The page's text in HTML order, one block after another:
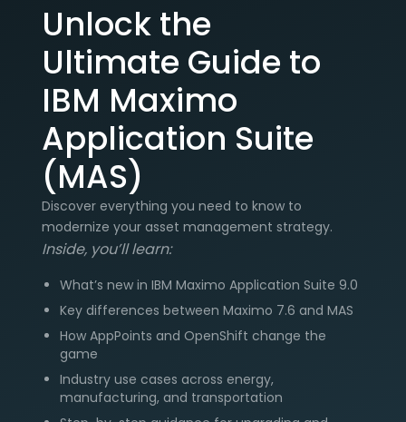
Unlock the
Ultimate Guide to
IBM Maximo
Application Suite
(MAS)
Discover everything you need to know to
modernize your asset management strategy.
Inside, you’ll learn:
What’s new in IBM Maximo Application Suite 9.0
Key differences between Maximo 7.6 and MAS
How AppPoints and OpenShift change the
game
Industry use cases across energy,
manufacturing, and transportation